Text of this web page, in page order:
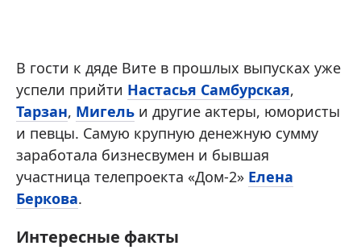
В гости к дяде Вите в прошлых выпусках уже
успели прийти Настасья Самбурская,
Тарзан, Мигель и другие актеры, юмористы
и певцы. Самую крупную денежную сумму
заработала бизнесвумен и бывшая
участница телепроекта «Дом-2» Елена
Беркова.
Интересные факты